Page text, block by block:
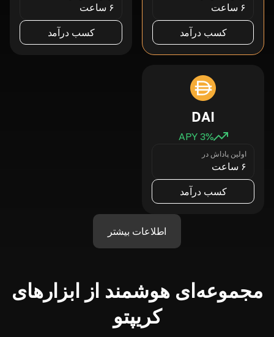
۶ ساعت
کسب درآمد
۶ ساعت
کسب درآمد
DAI
3% APY
اولین پاداش در
۶ ساعت
کسب درآمد
اطلاعات بیشتر
مجموعه‌ای هوشمند از ابزارهای
کریپتو